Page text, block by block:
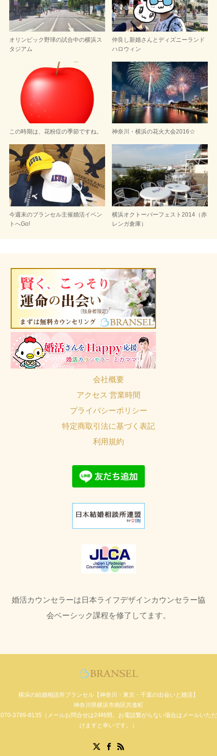
オリンピック野球の試合中の横浜ス
タジアム
仲良し新婚さんとディズニーランド
ハロウィン
この時期は、花粉症の季節ですね。 神奈川・横浜の花火大会2016☆
今週末のブランセル主催婚活イベン
トへGo!
横浜オクトーバーフェスト2014（赤
レンガ倉庫）
会社概要
アクセス 営業時間
プライバシーポリシー
特定商取引法に基づく表記
利用規約
婚活カウンセラーは日本ライフデザインカウンセラー協
会ベーシック課程を修了してます。
横浜の結婚相談所ブランセル【神奈川・東京・千葉の出会いと婚活】
神奈川県横浜市南区共進町
070-3789-8135（メールお問合せは24時間。お電話繋がらない場合はメールいただ
けますと幸いです。）